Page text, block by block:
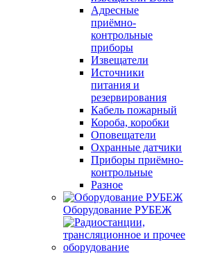
Адресные
приёмно-
контрольные
приборы
Извещатели
Источники
питания и
резервирования
Кабель пожарный
Короба, коробки
Оповещатели
Охранные датчики
Приборы приёмно-
контрольные
Разное
Оборудование РУБЕЖ